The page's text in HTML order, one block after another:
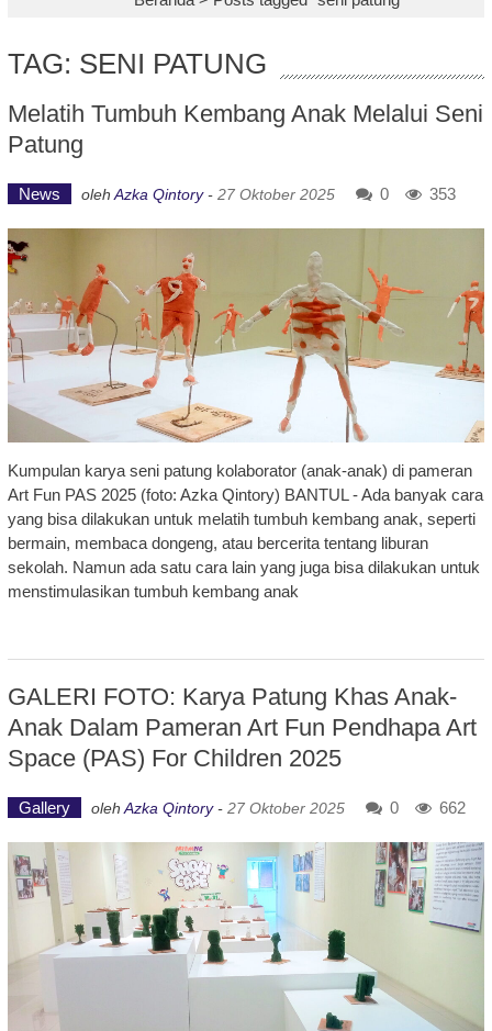
TAG: SENI PATUNG
Melatih Tumbuh Kembang Anak Melalui Seni
Patung
News oleh Azka Qintory- 27 Oktober 2025 0 353
Kumpulan karya seni patung kolaborator (anak-anak) di pameran
Art Fun PAS 2025 (foto: Azka Qintory) BANTUL - Ada banyak cara
yang bisa dilakukan untuk melatih tumbuh kembang anak, seperti
bermain, membaca dongeng, atau bercerita tentang liburan
sekolah. Namun ada satu cara lain yang juga bisa dilakukan untuk
menstimulasikan tumbuh kembang anak
GALERI FOTO: Karya Patung Khas Anak-
Anak Dalam Pameran Art Fun Pendhapa Art
Space (PAS) For Children 2025
Gallery olehAzka Qintory- 27 Oktober 2025 0 662